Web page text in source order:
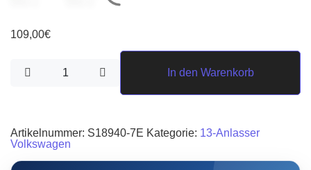
109,00€
Anlasser VW 2,0 kW. z9 LT 28-35-46 x Menge
In den Warenkorb
Artikelnummer: S18940-7E Kategorie: 13-Anlasser
Volkswagen